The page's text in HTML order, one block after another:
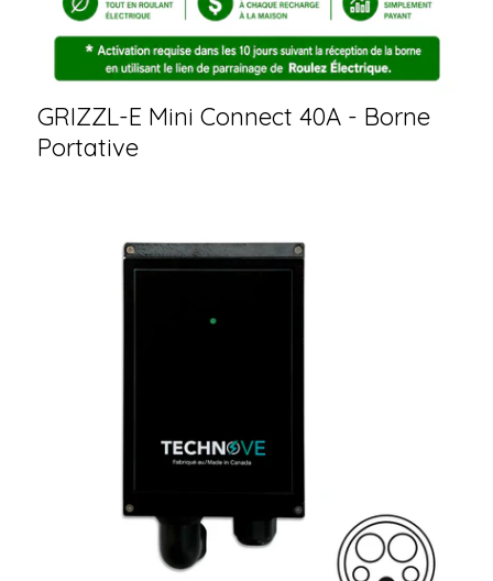
GRIZZL-E Mini Connect 40A - Borne
Portative